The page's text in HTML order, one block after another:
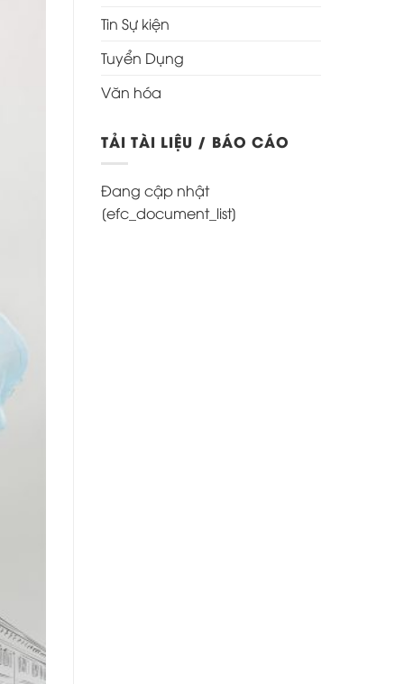
Tin Sự kiện
Tuyển Dụng
Văn hóa
TẢI TÀI LIỆU / BÁO CÁO
Đang cập nhật
[efc_document_list]